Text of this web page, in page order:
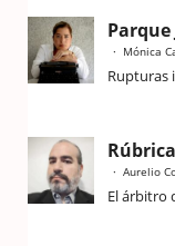
Parque
Mónica
Rupturas
Rúbrica
Aurelio
El árbitro